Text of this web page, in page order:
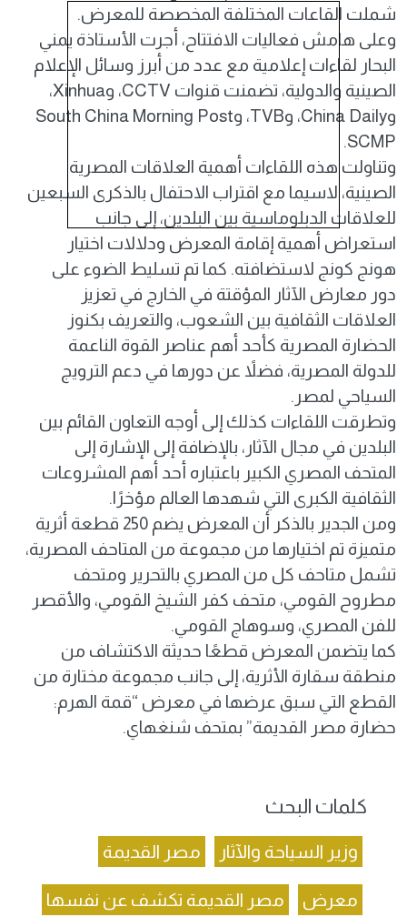
شملت القاعات المختلفة المخصصة للمعرض.
وعلى هامش فعاليات الافتتاح، أجرت الأستاذة يمني
البحار لقاءات إعلامية مع عدد من أبرز وسائل الإعلام
الصينية والدولية، تضمنت قنوات CCTV، وXinhua،
وChina Daily، وTVB، وSouth China Morning Post
SCMP.
وتناولت هذه اللقاءات أهمية العلاقات المصرية
الصينية، لاسيما مع اقتراب الاحتفال بالذكرى السبعين
للعلاقات الدبلوماسية بين البلدين، إلى جانب
استعراض أهمية إقامة المعرض ودلالات اختيار
هونج كونج لاستضافته. كما تم تسليط الضوء على
دور معارض الآثار المؤقتة في الخارج في تعزيز
العلاقات الثقافية بين الشعوب، والتعريف بكنوز
الحضارة المصرية كأحد أهم عناصر القوة الناعمة
للدولة المصرية، فضلاً عن دورها في دعم الترويج
السياحي لمصر.
وتطرقت اللقاءات كذلك إلى أوجه التعاون القائم بين
البلدين في مجال الآثار، بالإضافة إلى الإشارة إلى
المتحف المصري الكبير باعتباره أحد أهم المشروعات
الثقافية الكبرى التي شهدها العالم مؤخرًا.
ومن الجدير بالذكر أن المعرض يضم 250 قطعة أثرية
متميزة تم اختيارها من مجموعة من المتاحف المصرية،
تشمل متاحف كل من المصري بالتحرير ومتحف
مطروح القومي، متحف كفر الشيخ القومي، والأقصر
للفن المصري، وسوهاج القومي.
كما يتضمن المعرض قطعًا حديثة الاكتشاف من
منطقة سقارة الأثرية، إلى جانب مجموعة مختارة من
القطع التي سبق عرضها في معرض “قمة الهرم:
حضارة مصر القديمة” بمتحف شنغهاي.
كلمات البحث
وزير السياحة والآثار مصر القديمة
معرض مصر القديمة تكشف عن نفسها